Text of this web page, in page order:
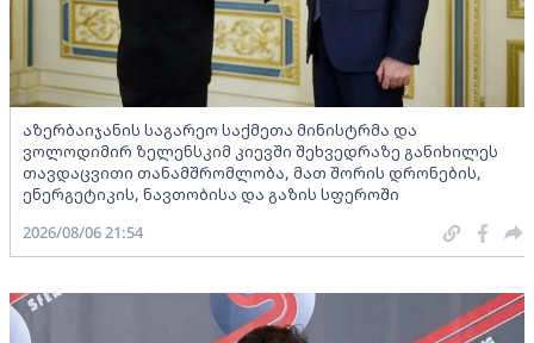
აზერბაიჯანის საგარეო საქმეთა მინისტრმა და
ვოლოდიმირ ზელენსკიმ კიევში შეხვედრაზე განიხილეს
თავდაცვითი თანამშრომლობა, მათ შორის დრონების,
ენერგეტიკის, ნავთობისა და გაზის სფეროში
2026/08/06 21:54